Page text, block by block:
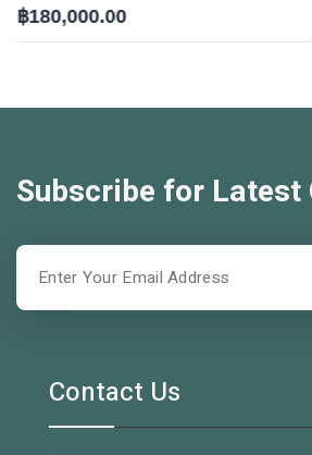
฿65,000.00
Subscribe for Latest
Contact Us